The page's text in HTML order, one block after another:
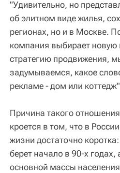
"Удивительно, но
об элитном виде жилья,
регионах, но и в Москве.
компания выбирает новую
стратегию продвижения,
задумываемся, какое
рекламе - дом или
Причина такого
кроется в том, что в
жизни достаточно
берет начало в 90-х годах,
основной массы